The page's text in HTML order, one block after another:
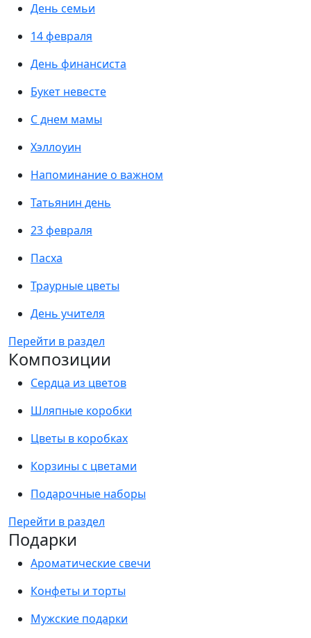
День семьи
14 февраля
День финансиста
Букет невесте
С днем мамы
Хэллоуин
Напоминание о важном
Татьянин день
23 февраля
Пасха
Траурные цветы
День учителя
Перейти в раздел
Композиции
Сердца из цветов
Шляпные коробки
Цветы в коробках
Корзины с цветами
Подарочные наборы
Перейти в раздел
Подарки
Ароматические свечи
Конфеты и торты
Мужские подарки